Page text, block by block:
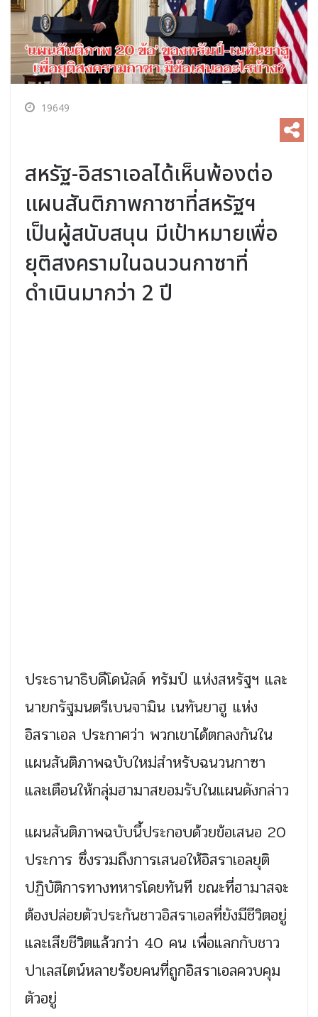
19649
สหรัฐ-อิสราเอลได้เห็นพ้องต่อ
แผนสันติภาพกาซาที่สหรัฐฯ
เป็นผู้สนับสนุน มีเป้าหมายเพื่อ
ยุติสงครามในฉนวนกาซาที่
ดำเนินมากว่า 2 ปี
ประธานาธิบดีโดนัลด์ ทรัมป์ แห่งสหรัฐฯ และ
นายกรัฐมนตรีเบนจามิน เนทันยาฮู แห่ง
อิสราเอล ประกาศว่า พวกเขาได้ตกลงกันใน
แผนสันติภาพฉบับใหม่สำหรับฉนวนกาซา
และเตือนให้กลุ่มฮามาสยอมรับในแผนดังกล่าว
แผนสันติภาพฉบับนี้ประกอบด้วยข้อเสนอ 20
ประการ ซึ่งรวมถึงการเสนอให้อิสราเอลยุติ
ปฏิบัติการทางทหารโดยทันที ขณะที่ฮามาสจะ
ต้องปล่อยตัวประกันชาวอิสราเอลที่ยังมีชีวิตอยู่
และเสียชีวิตแล้วกว่า 40 คน เพื่อแลกกับชาว
ปาเลสไตน์หลายร้อยคนที่ถูกอิสราเอลควบคุม
ตัวอยู่